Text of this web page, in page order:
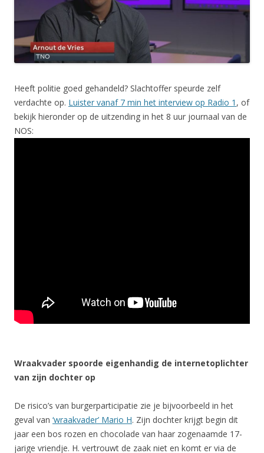
Heeft politie goed gehandeld? Slachtoffer speurde zelf
verdachte op. Luister vanaf 7 min het interview op Radio 1 , of
bekijk hieronder op de uitzending in het 8 uur journaal van de
NOS:
Wraakvader spoorde eigenhandig de internetoplichter
van zijn dochter op
De risico’s van burgerparticipatie zie je bijvoorbeeld in het
geval van ‘wraakvader’ Mario H. Zijn dochter krijgt begin dit
jaar een bos rozen en chocolade van haar zogenaamde 17-
jarige vriendje. H. vertrouwt de zaak niet en komt er via de